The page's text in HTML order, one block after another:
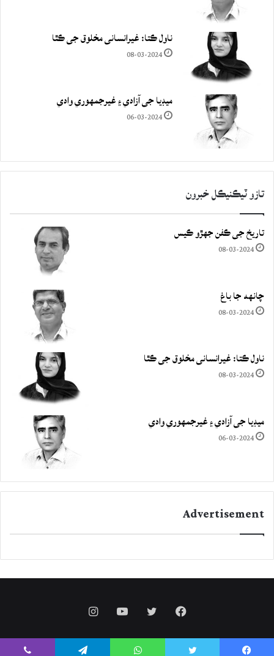
ناول ڪتا: غيرانساني مخلوق جي ڪٿا
08-03-2024
ميڊيا جي آزادي ۽ غيرجمھوري وادي
06-03-2024
تازو ٽيڪنيڪل خبرون
تاريخ جي ڪفن جھڙو ڪيس
08-03-2024
چانهه جا باغ
08-03-2024
ناول ڪتا: غيرانساني مخلوق جي ڪٿا
08-03-2024
ميڊيا جي آزادي ۽ غيرجمھوري وادي
06-03-2024
Advertisement
Facebook
Twitter
YouTube